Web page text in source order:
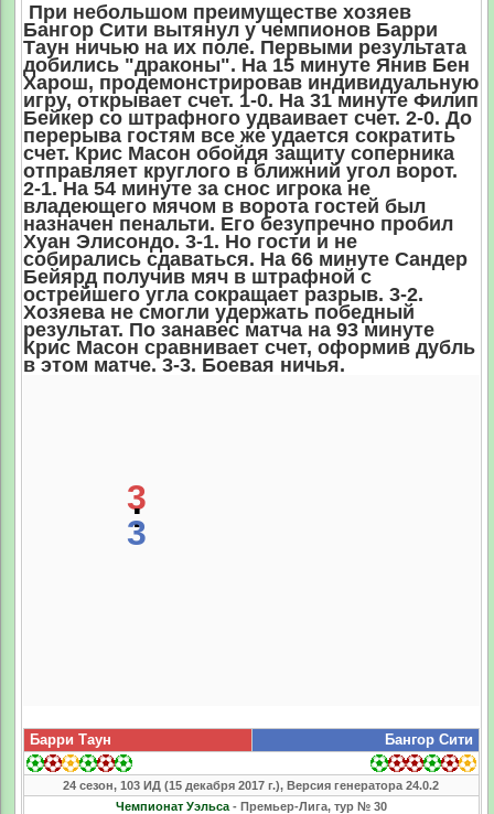
При небольшом преимуществе хозяев
Бангор Сити вытянул у чемпионов Барри
Таун ничью на их поле. Первыми результата
добились "драконы". На 15 минуте Янив Бен
Харош, продемонстрировав индивидуальную
игру, открывает счет. 1-0. На 31 минуте Филип
Бейкер со штрафного удваивает счет. 2-0. До
перерыва гостям все же удается сократить
счет. Крис Масон обойдя защиту соперника
отправляет круглого в ближний угол ворот.
2-1. На 54 минуте за снос игрока не
владеющего мячом в ворота гостей был
назначен пенальти. Его безупречно пробил
Хуан Элисондо. 3-1. Но гости и не
собирались сдаваться. На 66 минуте Сандер
Бейярд получив мяч в штрафной с
острейшего угла сокращает разрыв. 3-2.
Хозяева не смогли удержать победный
результат. По занавес матча на 93 минуте
Крис Масон сравнивает счет, оформив дубль
в этом матче. 3-3. Боевая ничья.
3
:
3
Барри Таун Бангор Сити
24 сезон, 103 ИД (15 декабря 2017 г.), Версия генератора 24.0.2
Чемпионат Уэльса- Премьер-Лига, тур № 30